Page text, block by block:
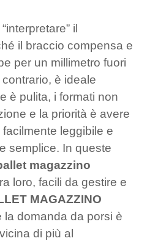
il
il braccio compensa e
per un millimetro fuori
è ideale
è pulita, i formati non
e la priorità è avere
leggibile e
semplice. In queste
magazzino
loro, facili da gestire e
MAGAZZINO
domanda da porsi è
di più al